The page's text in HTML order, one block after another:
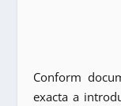
Conform
exacta a